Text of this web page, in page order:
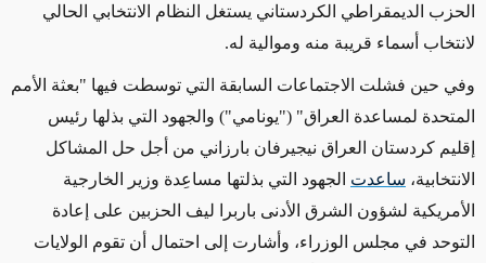
الحزب الديمقراطي الكردستاني يستغل النظام الانتخابي الحالي
لانتخاب أسماء قريبة منه وموالية له.
وفي حين فشلت الاجتماعات السابقة التي توسطت فيها "بعثة الأمم
المتحدة لمساعدة العراق" ("يونامي") والجهود التي بذلها رئيس
إقليم كردستان العراق نيجيرفان بارزاني من أجل حل المشاكل
الانتخابية، ساعدت الجهود التي بذلتها مساعِدة وزير الخارجية
الأمريكية لشؤون الشرق الأدنى باربرا ليف الحزبين على إعادة
التوحد في مجلس الوزراء، وأشارت إلى احتمال أن تقوم الولايات